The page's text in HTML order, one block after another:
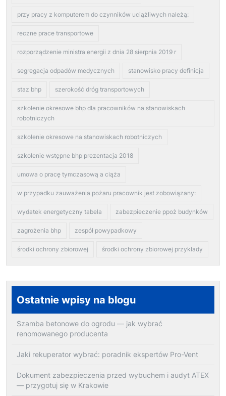
przy pracy z komputerem do czynników uciążliwych należą:
reczne prace transportowe
rozporządzenie ministra energii z dnia 28 sierpnia 2019 r
segregacja odpadów medycznych stanowisko pracy definicja
staz bhp szerokość dróg transportowych
szkolenie okresowe bhp dla pracowników na stanowiskach
robotniczych
szkolenie okresowe na stanowiskach robotniczych
szkolenie wstępne bhp prezentacja 2018
umowa o pracę tymczasową a ciąża
w przypadku zauważenia pożaru pracownik jest zobowiązany:
wydatek energetyczny tabela zabezpieczenie ppoż budynków
zagrożenia bhp zespół powypadkowy
środki ochrony zbiorowej środki ochrony zbiorowej przykłady
Ostatnie wpisy na blogu
Szamba betonowe do ogrodu — jak wybrać
renomowanego producenta
Jaki rekuperator wybrać: poradnik ekspertów Pro-Vent
Dokument zabezpieczenia przed wybuchem i audyt ATEX
— przygotuj się w Krakowie